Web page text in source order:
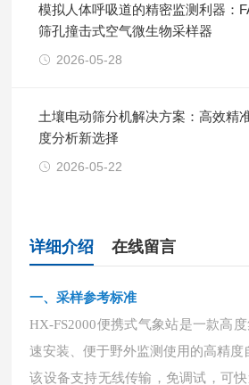
模拟人体呼吸道的精密监测利器：
筛孔撞击式空气微生物采样器
2026-05-28
土壤电动筛分机解决方案：高效精
度分析新选择
2026-05-22
详细介绍 在线留言
一、采样参考标准
HX-FS2000便携式气象站是一款高
速安装、便于野外监测使用的高精度
该设备支持无线传输，免调试，可